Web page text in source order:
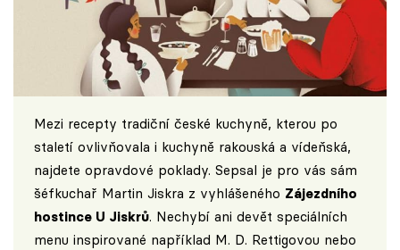
Mezi recepty tradiční české kuchyně, kterou po
staletí ovlivňovala i kuchyně rakouská a vídeňská,
najdete opravdové poklady. Sepsal je pro vás sám
šéfkuchař Martin Jiskra z vyhlášeného Zájezdního
hostince U Jiskrů. Nechybí ani devět speciálních
menu inspirované například M. D. Rettigovou nebo